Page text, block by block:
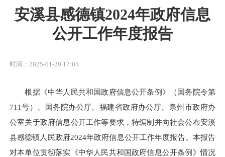
安溪县感德镇2024年政府信息
公开工作年度报告
时间：2025-01-20 17:05
根据《中华人民共和国政府信息公开条例》（国务院令第
711号）、国务院办公厅、福建省政府办公厅、泉州市政府办
公室关于政府信息公开工作等要求，特编制并向社会公布安溪
县感德镇人民政府2024年政府信息公开工作年度报告。本报告
对本单位贯彻落实《中华人民共和国政府信息公开条例》情况